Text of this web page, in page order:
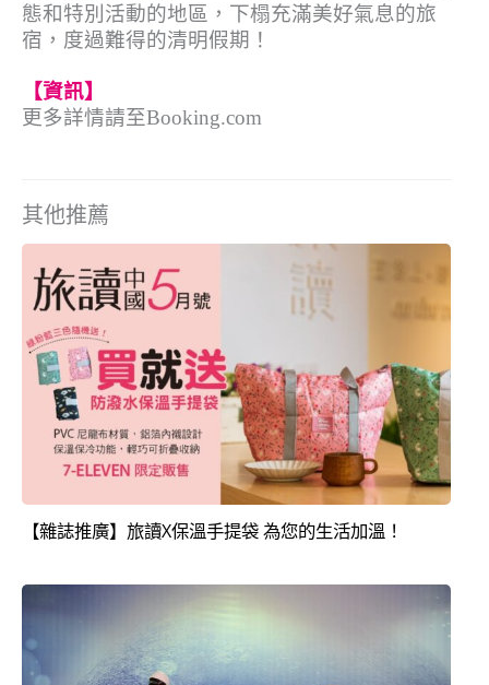
態和特別活動的地區，下榻充滿美好氣息的旅
宿，度過難得的清明假期！
【資訊】
更多詳情請至Booking.com
其他推薦
【雜誌推廣】旅讀X保溫手提袋 為您的生活加溫！